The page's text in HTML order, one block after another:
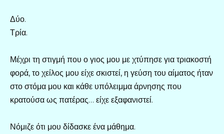
Δύο.
Τρία.
Μέχρι τη στιγμή που ο γιος μου με χτύπησε για τριακοστή
φορά, το χείλος μου είχε σκιστεί, η γεύση του αίματος ήταν
στο στόμα μου και κάθε υπόλειμμα άρνησης που
κρατούσα ως πατέρας… είχε εξαφανιστεί.
Νόμιζε ότι μου δίδασκε ένα μάθημα.